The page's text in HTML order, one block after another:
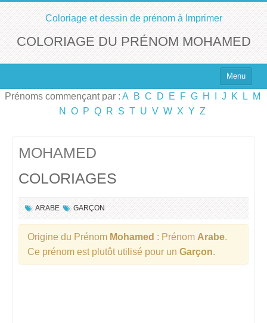
Coloriage et dessin de prénom à Imprimer
COLORIAGE DU PRÉNOM MOHAMED
Menu
Top 100 des Prénoms
Prénoms commençant par : A B C D E F G H J K L
M
N
O P Q R S T U V W X Y Z
MOHAMED
COLORIAGES
ARABE GARÇON
Origine du Prénom Mohamed : Prénom Arabe.
Ce prénom est plutôt utilisé pour un Garçon.